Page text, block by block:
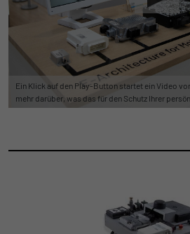
Ein Klick auf den Play-Button startet ein Video
mehr darüber, was das für den Schutz Ihrer